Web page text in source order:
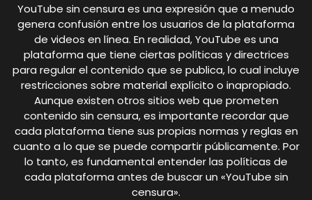
YouTube sin censura es una expresión que a menudo
genera confusión entre los usuarios de la plataforma
de videos en línea. En realidad, YouTube es una
plataforma que tiene ciertas políticas y directrices
para regular el contenido que se publica, lo cual incluye
restricciones sobre material explícito o inapropiado.
Aunque existen otros sitios web que prometen
contenido sin censura, es importante recordar que
cada plataforma tiene sus propias normas y reglas en
cuanto a lo que se puede compartir públicamente. Por
lo tanto, es fundamental entender las políticas de
cada plataforma antes de buscar un «YouTube sin
censura».